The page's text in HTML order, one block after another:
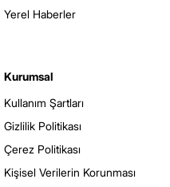
Yerel Haberler
Kurumsal
Kullanım Şartları
Gizlilik Politikası
Çerez Politikası
Kişisel Verilerin Korunması